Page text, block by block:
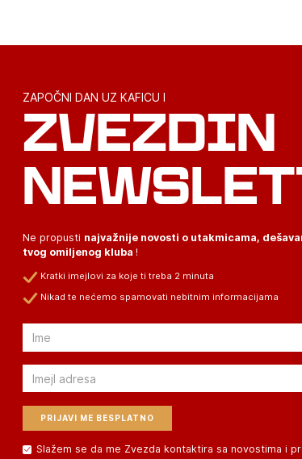
ZAPOČNI DAN UZ KAFICU I
ZVEZDIN
Ne propusti najvažnije novosti o utakmicama,
tvog omiljenog kluba !
Kratki imejlovi za koje ti treba 2 minuta
Nikad te nećemo spamovati nebitnim informacijama
Email
Email
Slažem se da me Zvezda kontaktira sa novostima i